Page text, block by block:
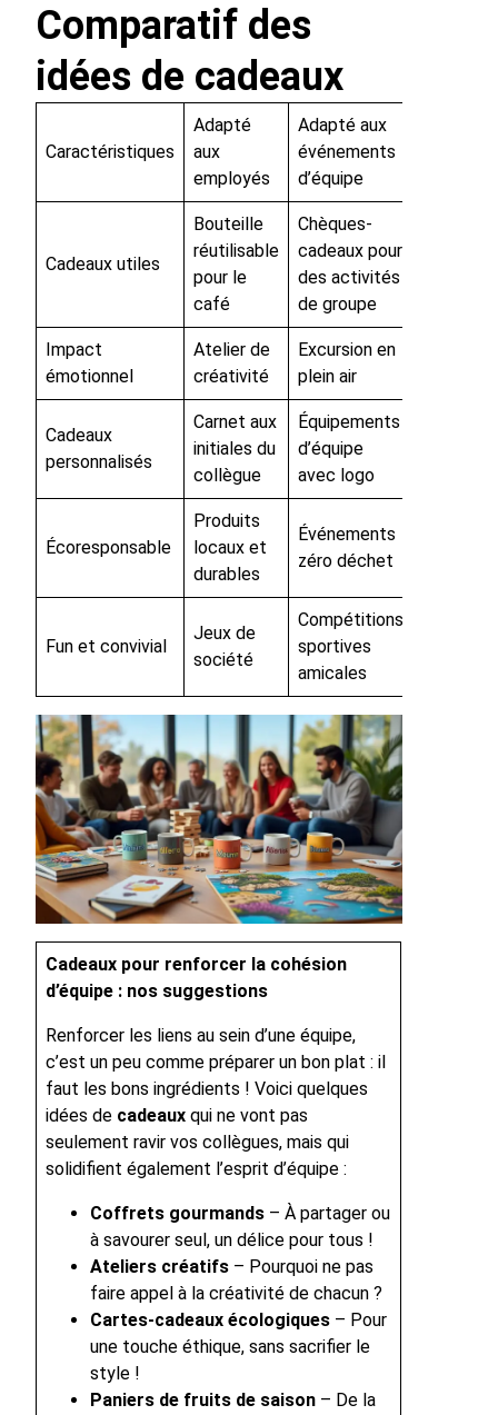
Comparatif des
idées de cadeaux
Caractéristiques
Adapté
aux
employés
Adapté aux
événements
d’équipe
Cadeaux utiles
Bouteille
réutilisable
pour le
café
Chèques-
cadeaux pour
des activités
de groupe
Impact
émotionnel
Atelier de
créativité
Excursion en
plein air
Cadeaux
personnalisés
Carnet aux
initiales du
collègue
Équipements
d’équipe
avec logo
Écoresponsable
Produits
locaux et
durables
Événements
zéro déchet
Fun et convivial
Jeux de
société
Compétitions
sportives
amicales
Cadeaux pour renforcer la cohésion
d’équipe : nos suggestions
Renforcer les liens au sein d’une équipe,
c’est un peu comme préparer un bon plat : il
faut les bons ingrédients ! Voici quelques
idées de cadeaux qui ne vont pas
seulement ravir vos collègues, mais qui
solidifient également l’esprit d’équipe :
Coffrets gourmands – À partager ou
à savourer seul, un délice pour tous !
Ateliers créatifs – Pourquoi ne pas
faire appel à la créativité de chacun ?
Cartes-cadeaux écologiques – Pour
une touche éthique, sans sacrifier le
style !
Paniers de fruits de saison – De la